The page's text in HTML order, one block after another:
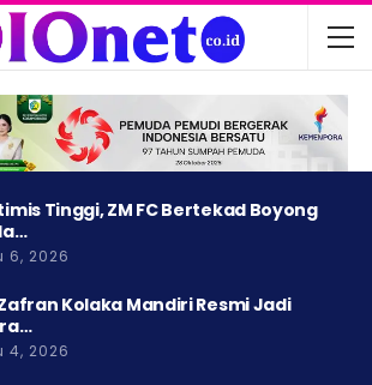
Tinggi, ZM FC Bertekad Boyong
6, 2026
Kolaka Mandiri Resmi Jadi
4, 2026